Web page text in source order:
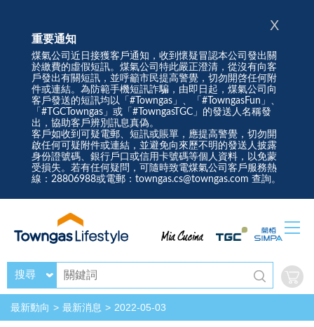
重要通知
煤氣公司近日接獲客戶通知，收到懷疑冒認本公司發出關
於繳費的虛假短訊。煤氣公司特此嚴正澄清，從沒有向客
戶發出有關短訊，並呼籲市民提高警覺，切勿開啓任何附
件或連結。為防範手機短訊詐騙，由即日起，煤氣公司向
客戶發送的短訊均以「#Towngas」、「#TowngasFun」、
「#TGCTowngas」或「#TowngasTGC」的發送人名稱發
出，協助客戶辨別訊息真偽。
客戶如收到可疑電郵、短訊或賬單，應提高警覺，切勿開
啟任何可疑附件或連結，並避免向來歷不明的發送人披露
身份證號碼、銀行戶口或信用卡號碼等個人資料，以免蒙
受損失。若有任何疑問，可隨時致電煤氣公司客戶服務熱
線：28806988或電郵：towngas.cs@towngas.com 查詢。
X
搜尋
最新動向 最新消息 2022-05-03